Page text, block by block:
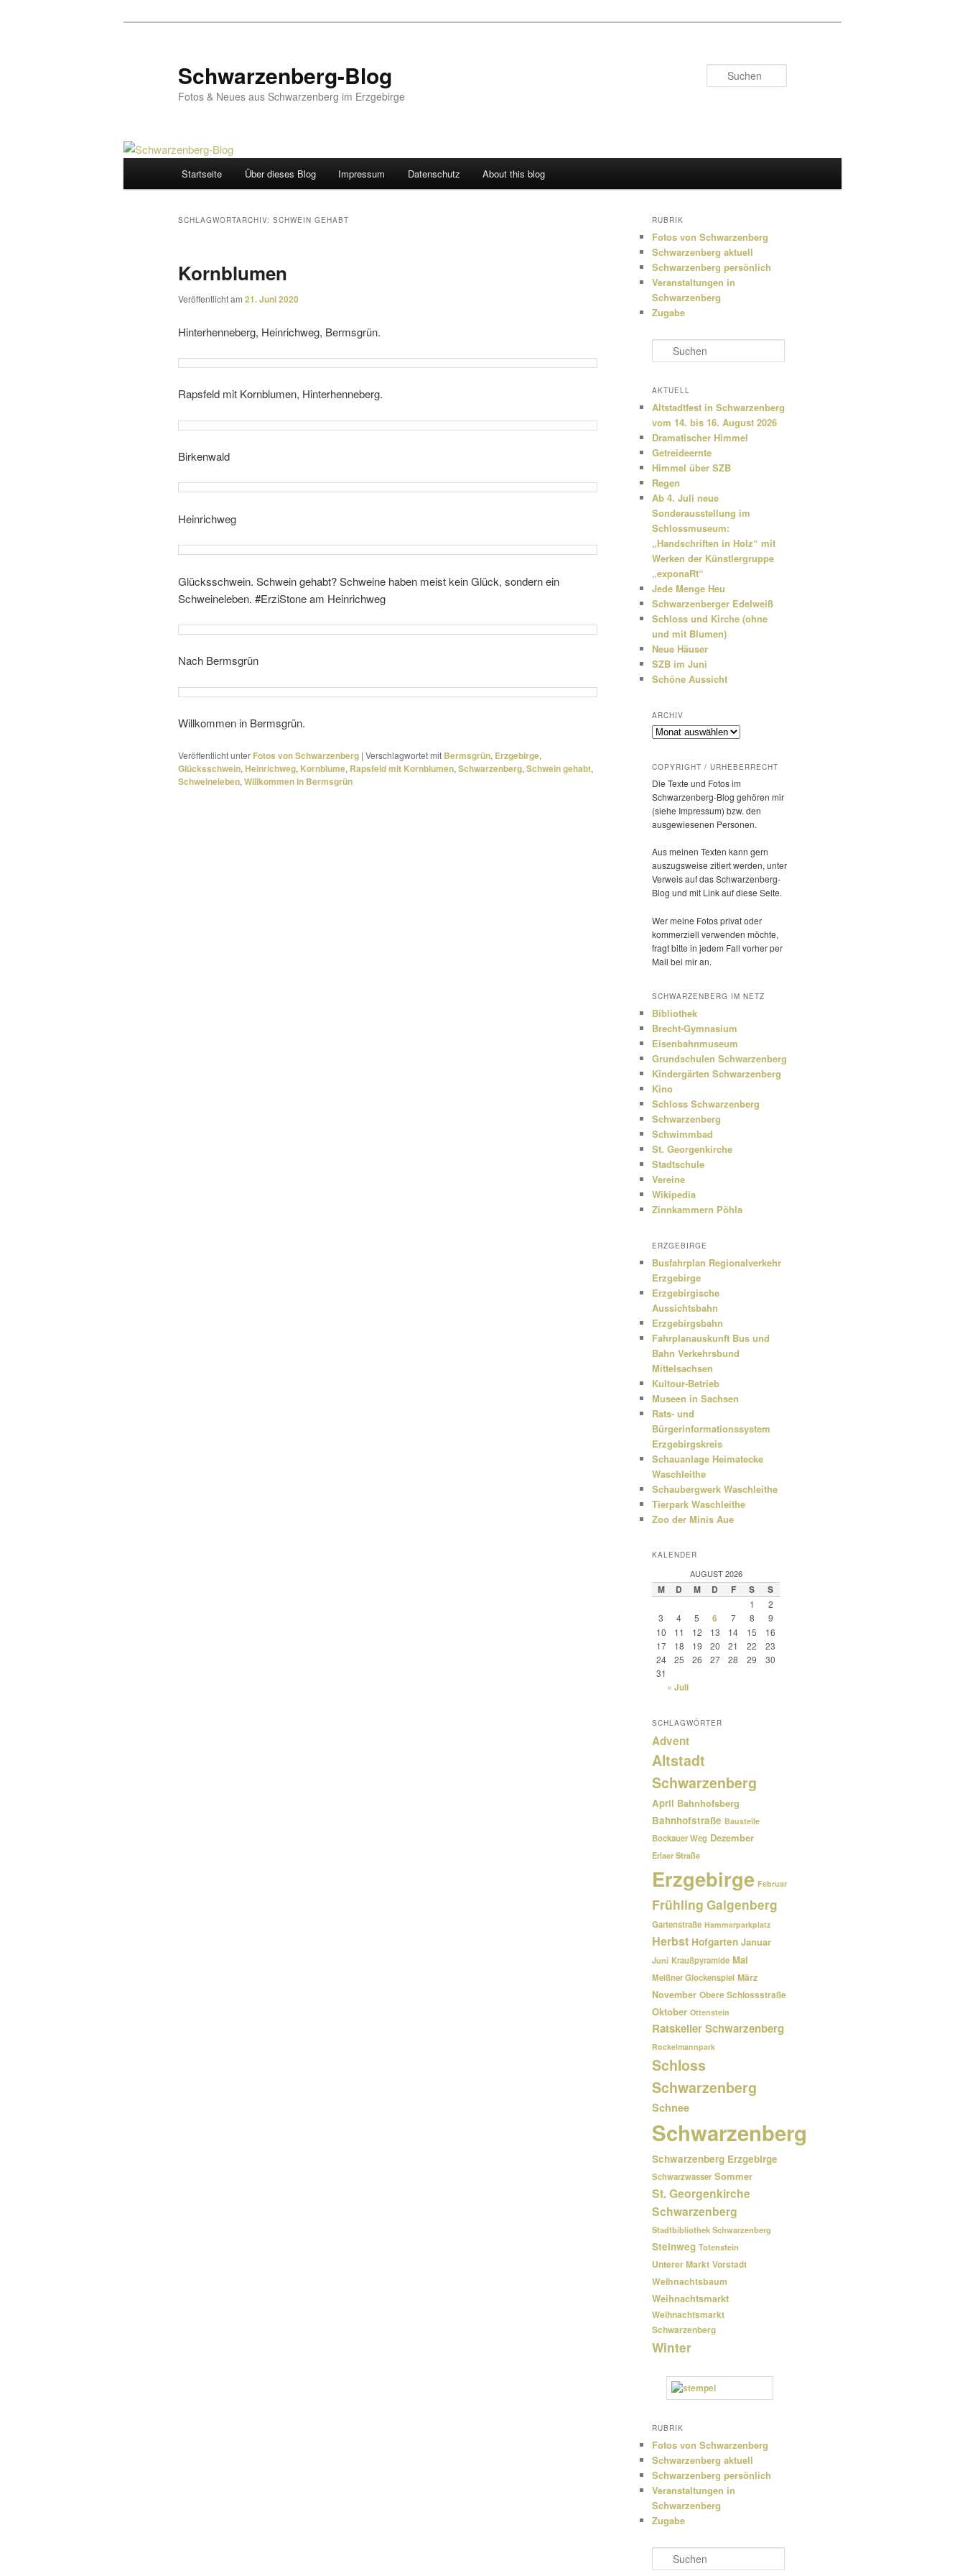
Schwarzenberg-Blog
Fotos & Neues aus Schwarzenberg im Erzgebirge
Startseite Über dieses Blog Impressum Datenschutz About this blog
SCHLAGWORTARCHIV: SCHWEIN GEHABT
Kornblumen
Veröffentlicht am 21. Juni 2020
Hinterhenneberg, Heinrichweg, Bermsgrün.
Rapsfeld mit Kornblumen, Hinterhenneberg.
Birkenwald
Heinrichweg
Glücksschwein. Schwein gehabt? Schweine haben meist kein Glück, sondern ein
Schweineleben. #ErziStone am Heinrichweg
Nach Bermsgrün
Willkommen in Bermsgrün.
Veröffentlicht unter Fotos von Schwarzenberg | Verschlagwortet mit Bermsgrün, Erzgebirge,
Glücksschwein,Heinrichweg, Kornblume, Rapsfeld mit Kornblumen,Schwarzenberg,Schwein gehabt,
Schweineleben,Willkommen in Bermsgrün
RUBRIK
Fotos von Schwarzenberg
Schwarzenberg aktuell
Schwarzenberg persönlich
Veranstaltungen in
Schwarzenberg
Zugabe
u
h
n
AKTUELL
Altstadtfest in Schwarzenberg
vom 14. bis 16. August 2026
Dramatischer Himmel
Getreideernte
Himmel über SZB
Regen
Ab 4. Juli neue
Sonderausstellung im
Schlossmuseum:
„Handschriften in Holz“ mit
Werken der Künstlergruppe
„exponaRt“
Jede Menge Heu
Schwarzenberger Edelweiß
Schloss und Kirche (ohne
und mit Blumen)
Neue Häuser
SZB im Juni
Schöne Aussicht
ARCHIV
Archiv
COPYRIGHT / URHEBERRECHT
Die Texte und Fotos im
Schwarzenberg-Blog gehören mir
(siehe Impressum) bzw. den
ausge­wie­senen Personen.
Aus meinen Texten kann gern
auszugs­weise zitiert werden, unter
Verweis auf das Schwarzenberg-
Blog und mit Link auf diese Seite.
Wer meine Fotos privat oder
kommer­ziell verwenden möchte,
fragt bitte in jedem Fall vorher per
Mail bei mir an.
SCHWARZENBERG IM NETZ
Bibliothek
Brecht-Gymnasium
Eisenbahnmuseum
Grundschulen Schwarzenberg
Kindergärten Schwarzenberg
Kino
Schloss Schwarzenberg
Schwarzenberg
Schwimmbad
St. Georgenkirche
Stadtschule
Vereine
Wikipedia
Zinnkammern Pöhla
ERZGEBIRGE
Busfahrplan Regionalverkehr
Erzgebirge
Erzgebirgische
Aussichtsbahn
Erzgebirgsbahn
Fahrplanauskunft Bus und
Bahn Verkehrsbund
Mittelsachsen
Kultour-Betrieb
Museen in Sachsen
Rats- und
Bürgerinformationssystem
Erzgebirgskreis
Schauanlage Heimatecke
Waschleithe
Schaubergwerk Waschleithe
Tierpark Waschleithe
Zoo der Minis Aue
KALENDER
AUGUST 2026
M D M D F S S
1
2
3
4 5 6 7 8
9
10
11 12 13 14 15
16
17
18 19 20 21 22
23
24
25 26 27 28 29
30
31
« Juli
SCHLAGWÖRTER
Advent
Altstadt
Schwarzenberg
April Bahnhofsberg
Bahnhofstraße Baustelle
Bockauer Weg Dezember
Erlaer Straße
Erzgebirge Februar
Frühling Galgenberg
Gartenstraße Hammerparkplatz
Herbst Hofgarten Januar
Juni Kraußpyramide Mai
Meißner Glockenspiel März
November Obere Schlossstraße
Oktober Ottenstein
Ratskeller Schwarzenberg
Rockelmannpark
Schloss
Schwarzenberg
Schnee
Schwarzenberg
Schwarzenberg Erzgebirge
Schwarzwasser Sommer
St. Georgenkirche
Schwarzenberg
Stadtbibliothek Schwarzenberg
Steinweg Totenstein
Unterer Markt Vorstadt
Weihnachtsbaum
Weihnachtsmarkt
Weihnachtsmarkt
Schwarzenberg
Winter
RUBRIK
Fotos von Schwarzenberg
Schwarzenberg aktuell
Schwarzenberg persönlich
Veranstaltungen in
Schwarzenberg
Zugabe
u